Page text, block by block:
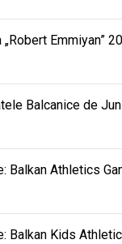
Emmiyan”
Balcanice de
Balkan Athletics
Balkan Kids